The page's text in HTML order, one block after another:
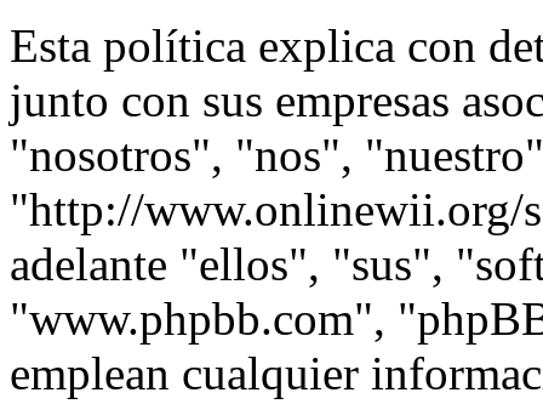
Esta política explica con
junto con sus empresas
"nosotros", "nos",
"http://www.onlinewii.org/
adelante "ellos", "sus",
"www.phpbb.com",
emplean cualquier